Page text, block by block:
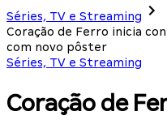
Séries, TV e Streaming
Coração de Ferro inicia
com novo pôster
Séries, TV e Streaming
Coração de